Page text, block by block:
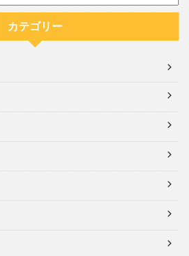
カテゴリー